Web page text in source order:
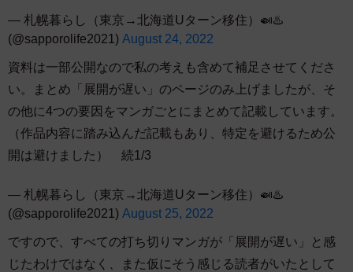
— 札幌暮らし（東京→北海道Uターン移住）🍛♨️
(@sapporolife2021) August 24, 2022
資料は一部公開なので私の考えも含めて補足させてくださ
い。まとめ「展開が遅い」のページのみ上げましたが、そ
の他に4つの要因をマンガごとにまとめて記載しています。
（作品内容に踏み込んだ記載もあり、特定を避けるため公
開は避けました） 続1/3
— 札幌暮らし（東京→北海道Uターン移住）🍛♨️
(@sapporolife2021) August 25, 2022
ですので、すべての打ち切りマンガが「展開が遅い」と感
じたわけではなく、また仮にそう感じる読者がいたとして